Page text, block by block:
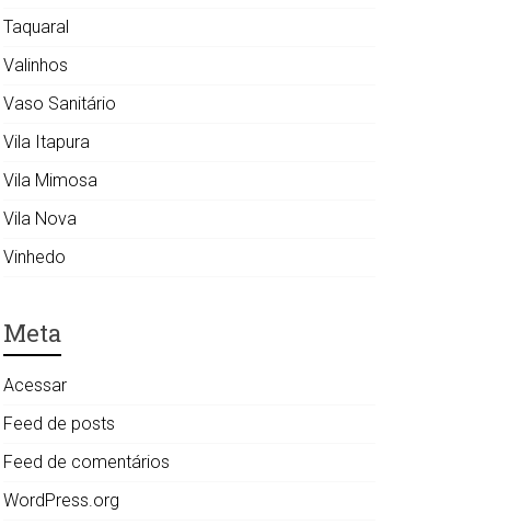
Taquaral
Valinhos
Vaso Sanitário
Vila Itapura
Vila Mimosa
Vila Nova
Vinhedo
Meta
Acessar
Feed de posts
Feed de comentários
WordPress.org